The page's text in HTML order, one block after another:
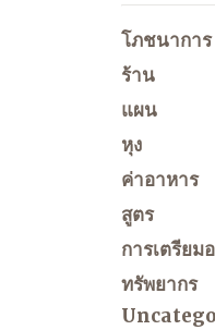
โภชนาการ
ร้าน
แผน
หุง
ค่าอาหาร
สูตร
การเตรียม
ทรัพยากร